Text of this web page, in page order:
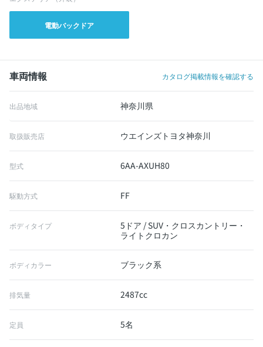
電動バックドア
車両情報 カタログ掲載情報を確認する
出品地域 神奈川県
取扱販売店 ウエインズトヨタ神奈川
型式 6AA-AXUH80
駆動方式 FF
ボディタイプ
5ドア / SUV・クロスカントリー・
ライトクロカン
ボディカラー ブラック系
排気量 2487cc
定員 5名